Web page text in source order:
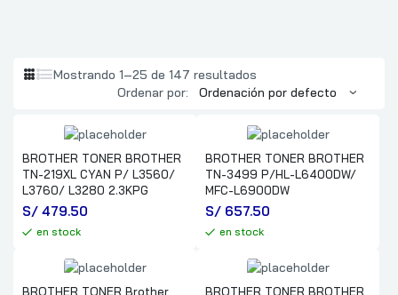
Mostrando 1–25 de 147 resultados
Ordenar por:
BROTHER TONER BROTHER
TN-219XL CYAN P/ L3560/
L3760/ L3280 2.3KPG
S/ 479.50
en stock
BROTHER TONER BROTHER
TN-3499 P/HL-L6400DW/
MFC-L6900DW
S/ 657.50
en stock
BROTHER TONER Brother
BROTHER TONER BROTHER